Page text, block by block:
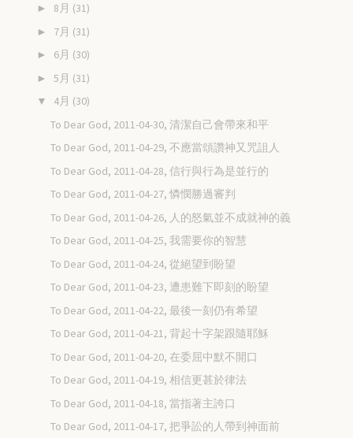
► 8月 (31)
► 7月 (31)
► 6月 (30)
► 5月 (31)
▼ 4月 (30)
To Dear God, 2011-04-30, 清潔自己會帶來和平
To Dear God, 2011-04-29, 不應當頌讚神又咒詛人
To Dear God, 2011-04-28, 信行與行為是並行的
To Dear God, 2011-04-27, 憐憫勝過審判
To Dear God, 2011-04-26, 人的怒氣並不成就神的義
To Dear God, 2011-04-25, 我需要你的智慧
To Dear God, 2011-04-24, 從絕望到盼望
To Dear God, 2011-04-23, 遭患難下即刻的盼望
To Dear God, 2011-04-22, 最後一刻仍有希望
To Dear God, 2011-04-21, 背起十字架跟隨耶穌
To Dear God, 2011-04-20, 在委屈中默不開口
To Dear God, 2011-04-19, 相信更甚於律法
To Dear God, 2011-04-18, 當指著主誇口
To Dear God, 2011-04-17, 把爭訟的人帶到神面前